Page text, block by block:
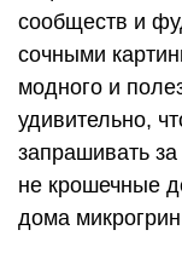
сообществ и
сочными
модного и
удивительно,
запрашивать
не крошечные
дома